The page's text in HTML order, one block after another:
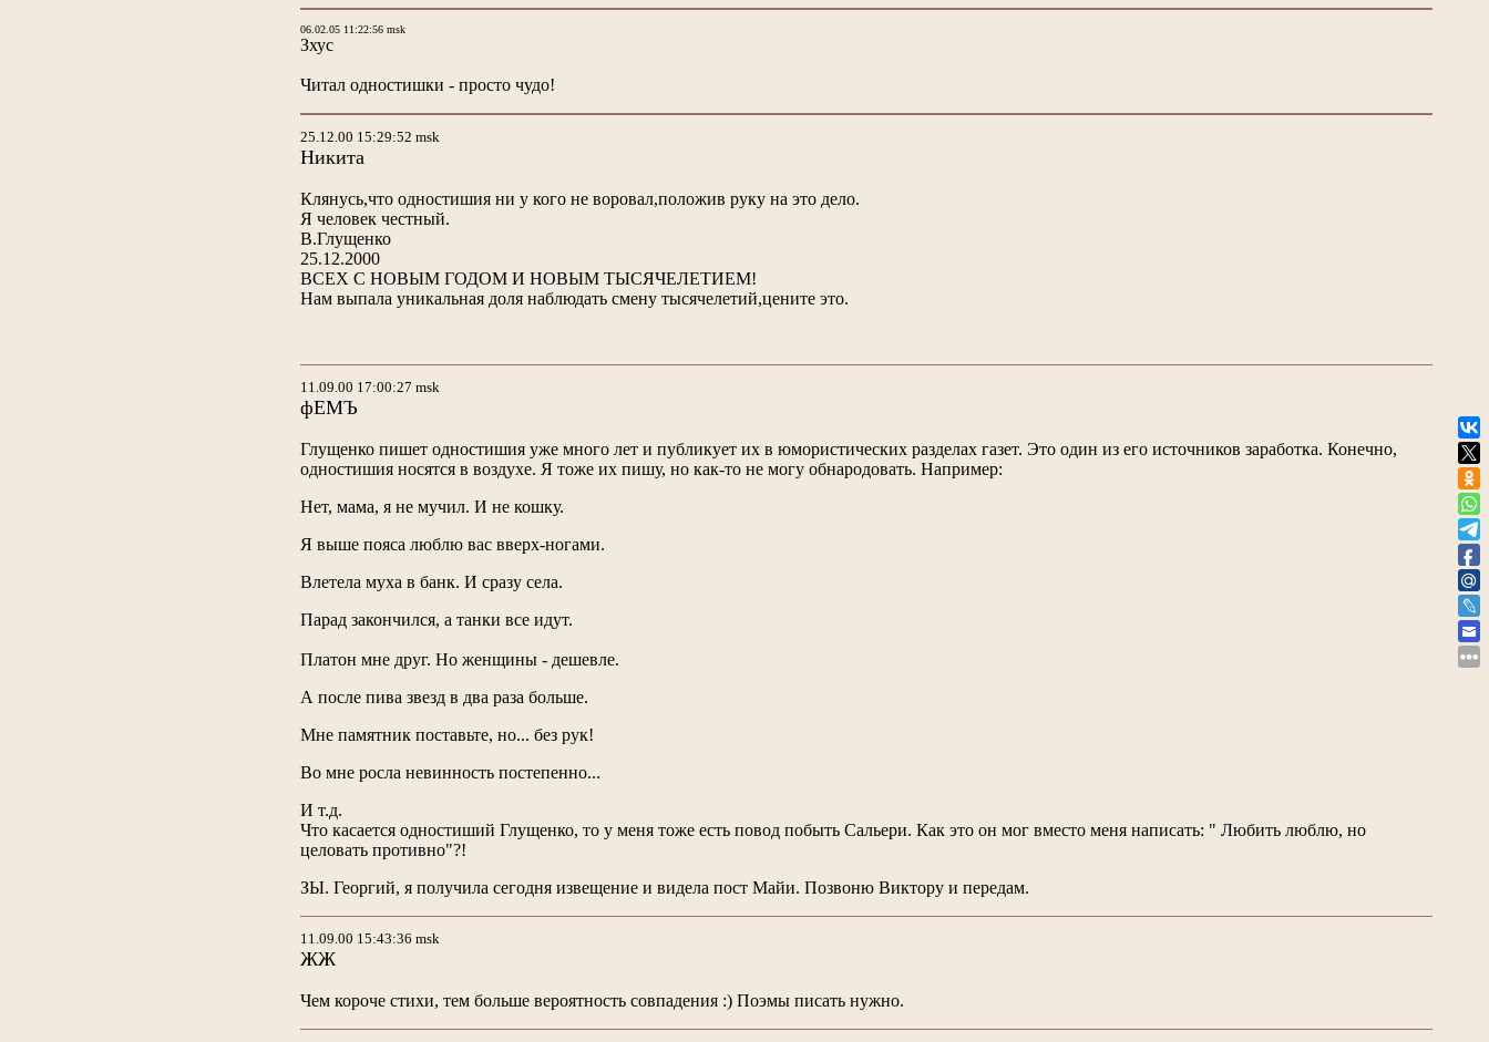
06.02.05 11:22:56 msk
Зхус
Читал одностишки - просто чудо!
25.12.00 15:29:52 msk
Никита
Клянусь,что одностишия ни у кого не воровал,положив руку на это дело.
Я человек честный.
В.Глущенко
25.12.2000
ВСЕХ С НОВЫМ ГОДОМ И НОВЫМ ТЫСЯЧЕЛЕТИЕМ!
Нам выпала уникальная доля наблюдать смену тысячелетий,цените это.
11.09.00 17:00:27 msk
фЕМЪ
Глущенко пишет одностишия уже много лет и публикует их в юмористических разделах газет. Это один из его источников заработка. Конечно,
одностишия носятся в воздухе. Я тоже их пишу, но как-то не могу обнародовать. Например:
Нет, мама, я не мучил. И не кошку.
Я выше пояса люблю вас вверх-ногами.
Влетела муха в банк. И сразу села.
Парад закончился, а танки все идут.
Платон мне друг. Но женщины - дешевле.
А после пива звезд в два раза больше.
Мне памятник поставьте, но... без рук!
Во мне росла невинность постепенно...
И т.д.
Что касается одностиший Глущенко, то у меня тоже есть повод побыть Сальери. Как это он мог вместо меня написать: " Любить люблю, но
целовать противно"?!
ЗЫ. Георгий, я получила сегодня извещение и видела пост Майи. Позвоню Виктору и передам.
11.09.00 15:43:36 msk
ЖЖ
Чем короче стихи, тем больше вероятность совпадения :) Поэмы писать нужно.